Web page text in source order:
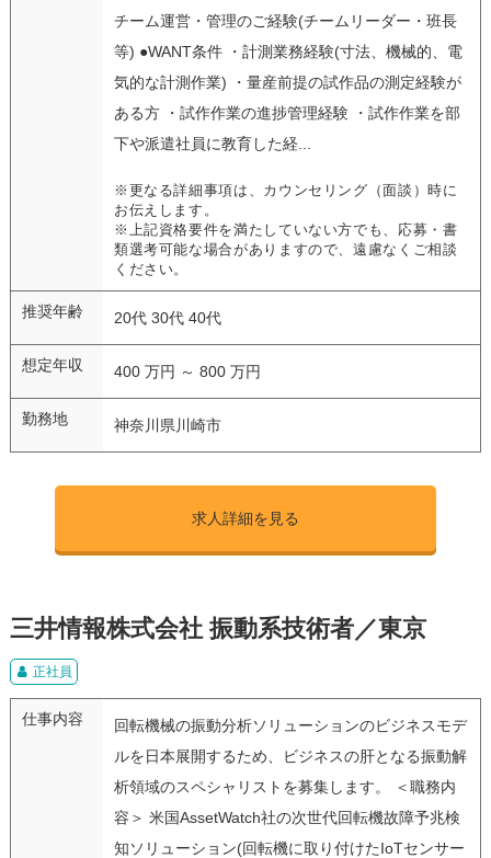
チーム運営・管理のご経験(チームリーダー・班長
等) ●WANT条件 ・計測業務経験(寸法、機械的、電
気的な計測作業) ・量産前提の試作品の測定経験が
ある方 ・試作作業の進捗管理経験 ・試作作業を部
下や派遣社員に教育した経...
※更なる詳細事項は、カウンセリング（面談）時に
お伝えします。
※上記資格要件を満たしていない方でも、応募・書
類選考可能な場合がありますので、遠慮なくご相談
ください。
推奨年齢 20代 30代 40代
想定年収 400 万円 ～ 800 万円
勤務地 神奈川県川崎市
求人詳細を見る
三井情報株式会社 振動系技術者／東京
正社員
仕事内容
回転機械の振動分析ソリューションのビジネスモデ
ルを日本展開するため、ビジネスの肝となる振動解
析領域のスペシャリストを募集します。 ＜職務内
容＞ 米国AssetWatch社の次世代回転機故障予兆検
知ソリューション(回転機に取り付けたIoTセンサー